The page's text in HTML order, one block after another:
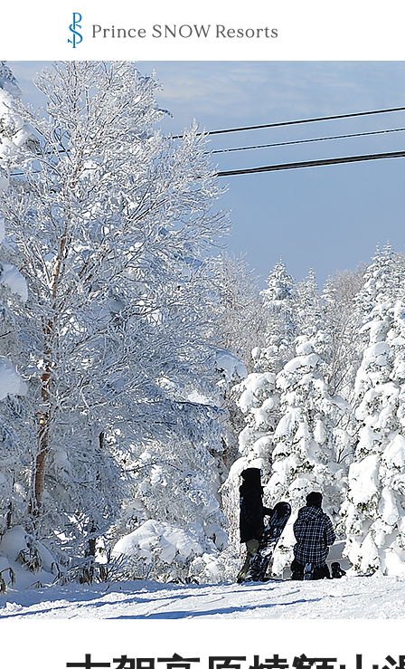
王子滑雪度假中心
滑雪場使用條款
滑雪運動安全標準
概述
山岳
相片集
山岳地圖
門票
教學及導覽
租借
活動
餐廳
Ikon Pass
度假生活
相片集
住宿
餐飲
溫泉
購物
觀光
交通路線
Facebook & 特別内容